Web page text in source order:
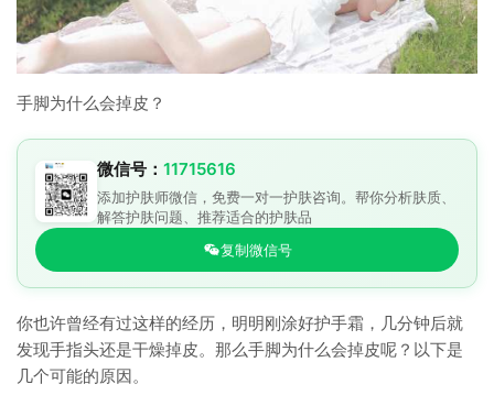
手脚为什么会掉皮？
微信号： 11715616
添加护肤师微信，免费一对一护肤咨询。帮你分析肤质、
解答护肤问题、推荐适合的护肤品
复制微信号
你也许曾经有过这样的经历，明明刚涂好护手霜，几分钟后就
发现手指头还是干燥掉皮。那么手脚为什么会掉皮呢？以下是
几个可能的原因。